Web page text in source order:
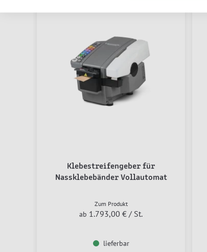
Klebestreifengeber für
Nassklebebänder Vollautomat
Zum Produkt
ab 1.793,00 € / St.
lieferbar